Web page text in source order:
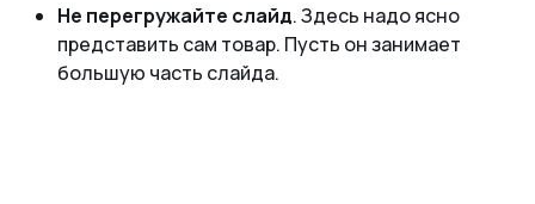
Не перегружайте слайд. Здесь надо ясно
представить сам товар. Пусть он занимает
большую часть слайда.